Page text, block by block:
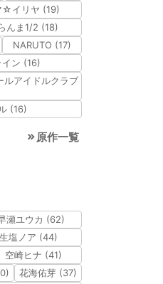
☆イリヤ (19)
んま1/2 (18)
NARUTO (17)
イン (16)
ルアイドルクラブ
(16)
原作一覧
瀬ユウカ (62)
生塩ノア (44)
空崎ヒナ (41)
花海佑芽 (37)